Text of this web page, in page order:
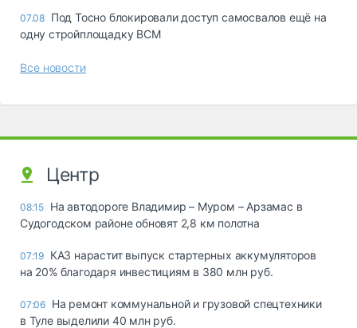
07.08 Под Тосно блокировали доступ самосвалов ещё на
одну стройплощадку ВСМ
Все новости
Центр
08:15 На автодороге Владимир – Муром – Арзамас в
Судогодском районе обновят 2,8 км полотна
07:19 КАЗ нарастит выпуск стартерных аккумуляторов
на 20% благодаря инвестициям в 380 млн руб.
07:06 На ремонт коммунальной и грузовой спецтехники
в Туле выделили 40 млн руб.